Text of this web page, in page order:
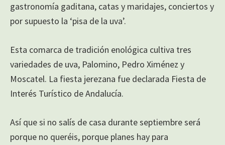
gastronomía gaditana, catas y maridajes, conciertos y
por supuesto la ‘pisa de la uva’.
Esta comarca de tradición enológica cultiva tres
variedades de uva, Palomino, Pedro Ximénez y
Moscatel. La fiesta jerezana fue declarada Fiesta de
Interés Turístico de Andalucía.
Así que si no salís de casa durante septiembre será
porque no queréis, porque planes hay para